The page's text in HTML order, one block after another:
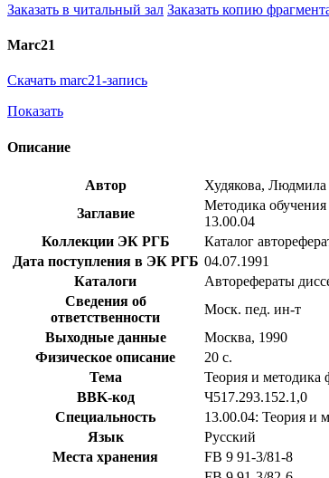
Заказать в читальный зал Заказать копию
Marc21
Скачать marc21-запись
Показать
Описание
Автор
Худякова, Людмила
Заглавие
Методика
13.00.04
Коллекции ЭК РГБ
Каталог
Дата поступления в ЭК РГБ 04.07.1991
Каталоги
Авторефераты
Сведения об
ответственности
Моск. пед. ин-т
Выходные данные
Москва, 1990
Физическое описание
20 с.
Тема
Теория и методика
BBK-код
Ч517.293.152.1,0
Специальность
13.00.04: Теория и
Язык
Русский
Места хранения
FB 9 91-3/81-8